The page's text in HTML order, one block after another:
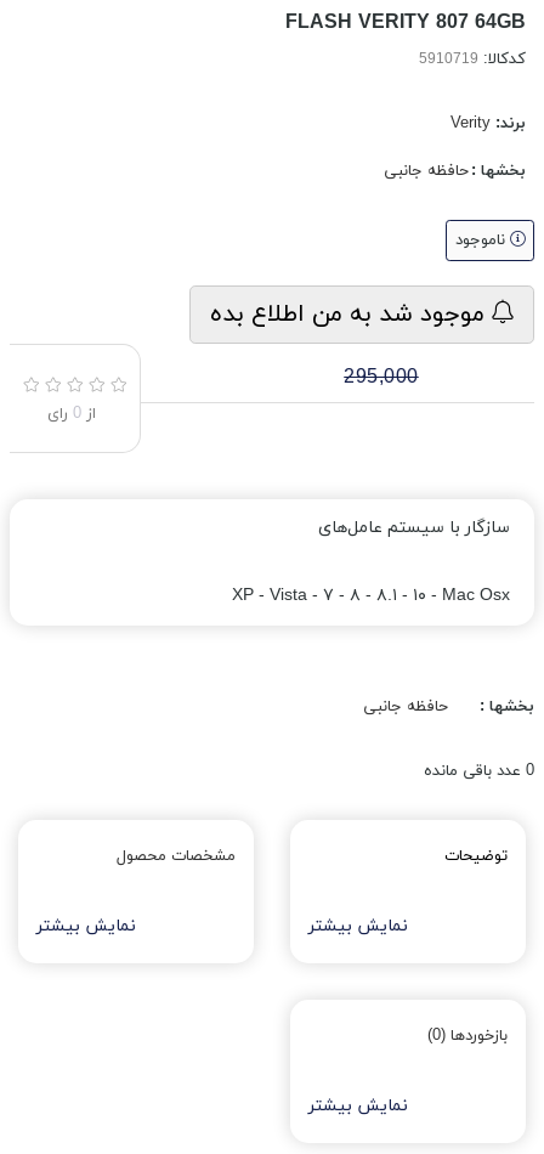
FLASH VERITY 807 64GB
کدکالا:
برند: Verity
بخشها :حافظه جانبی
ناموجود
موجود شد به من اطلاع بده
295,000
از 0 رای
سازگار با سیستم‌ عامل‌های
XP - Vista - ۷ - ۸ - ۸.۱ - ۱۰ - Mac Osx
بخشها : حافظه جانبی
0 عدد باقی مانده
توضیحات
نمایش بیشتر
مشخصات محصول
نمایش بیشتر
بازخوردها (0)
نمایش بیشتر